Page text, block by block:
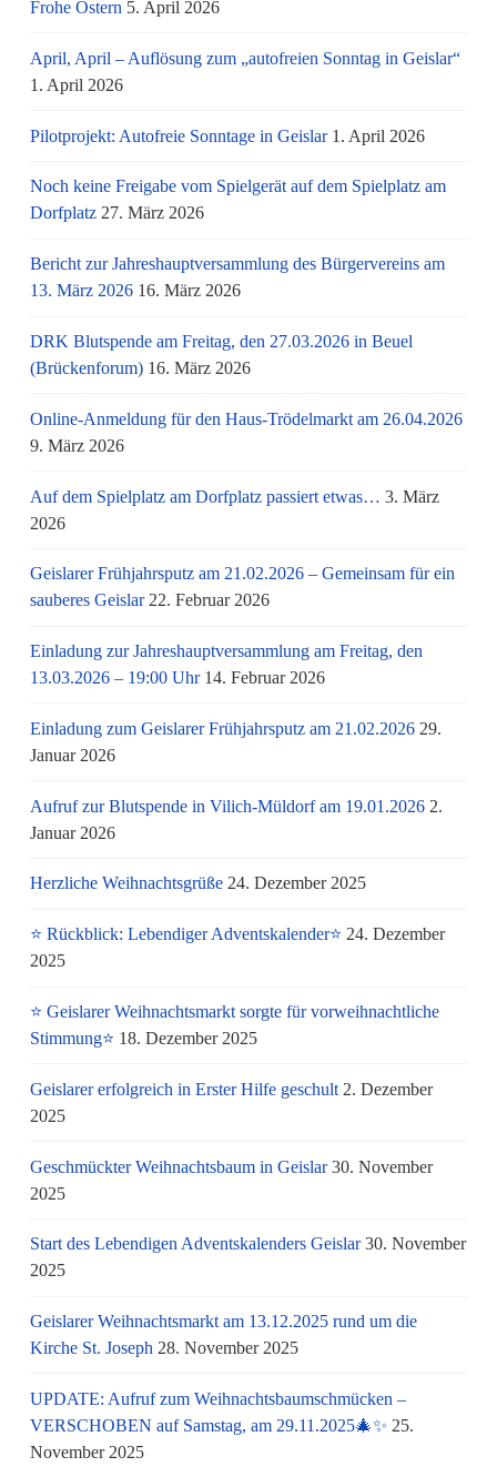
Frohe Ostern 5. April 2026
April, April – Auflösung zum „autofreien Sonntag in Geislar“
1. April 2026
Pilotprojekt: Autofreie Sonntage in Geislar 1. April 2026
Noch keine Freigabe vom Spielgerät auf dem Spielplatz am
Dorfplatz 27. März 2026
Bericht zur Jahreshauptversammlung des Bürgervereins am
13. März 2026 16. März 2026
DRK Blutspende am Freitag, den 27.03.2026 in Beuel
(Brückenforum) 16. März 2026
Online-Anmeldung für den Haus-Trödelmarkt am 26.04.2026
9. März 2026
Auf dem Spielplatz am Dorfplatz passiert etwas… 3. März
2026
Geislarer Frühjahrsputz am 21.02.2026 – Gemeinsam für ein
sauberes Geislar 22. Februar 2026
Einladung zur Jahreshauptversammlung am Freitag, den
13.03.2026 – 19:00 Uhr 14. Februar 2026
Einladung zum Geislarer Frühjahrsputz am 21.02.2026 29.
Januar 2026
Aufruf zur Blutspende in Vilich-Müldorf am 19.01.2026 2.
Januar 2026
Herzliche Weihnachtsgrüße 24. Dezember 2025
⭐ Rückblick: Lebendiger Adventskalender⭐ 24. Dezember
2025
⭐ Geislarer Weihnachtsmarkt sorgte für vorweihnachtliche
Stimmung⭐ 18. Dezember 2025
Geislarer erfolgreich in Erster Hilfe geschult 2. Dezember
2025
Geschmückter Weihnachtsbaum in Geislar 30. November
2025
Start des Lebendigen Adventskalenders Geislar 30. November
2025
Geislarer Weihnachtsmarkt am 13.12.2025 rund um die
Kirche St. Joseph 28. November 2025
UPDATE: Aufruf zum Weihnachtsbaumschmücken –
VERSCHOBEN auf Samstag, am 29.11.2025🎄✨ 25.
November 2025